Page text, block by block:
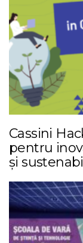
Cassini
pentru
și